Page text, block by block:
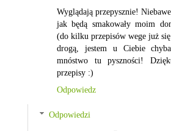
Wyglądają przepysznie!
jak będą smakowały moim
(do kilku przepisów wege już
drogą, jestem u Ciebie
mnóstwo tu pyszności!
przepisy :)
Odpowiedz
Odpowiedzi